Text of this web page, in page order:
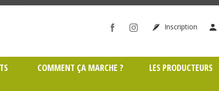
Inscription
COMMENT ÇA MARCHE ? LES PRODUCTEURS